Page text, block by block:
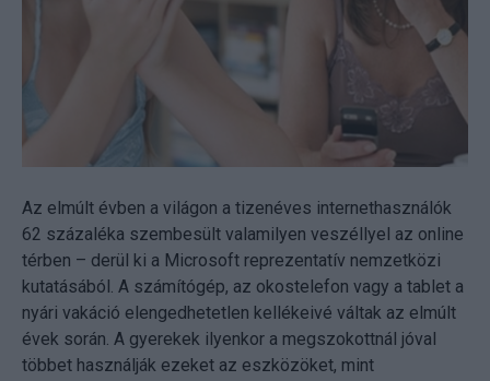
Az elmúlt évben a világon a tizenéves internethasználók
62 százaléka szembesült valamilyen veszéllyel az online
térben – derül ki a Microsoft reprezentatív nemzetközi
kutatásából. A számítógép, az okostelefon vagy a tablet a
nyári vakáció elengedhetetlen kellékeivé váltak az elmúlt
évek során. A gyerekek ilyenkor a megszokottnál jóval
többet használják ezeket az eszközöket, mint